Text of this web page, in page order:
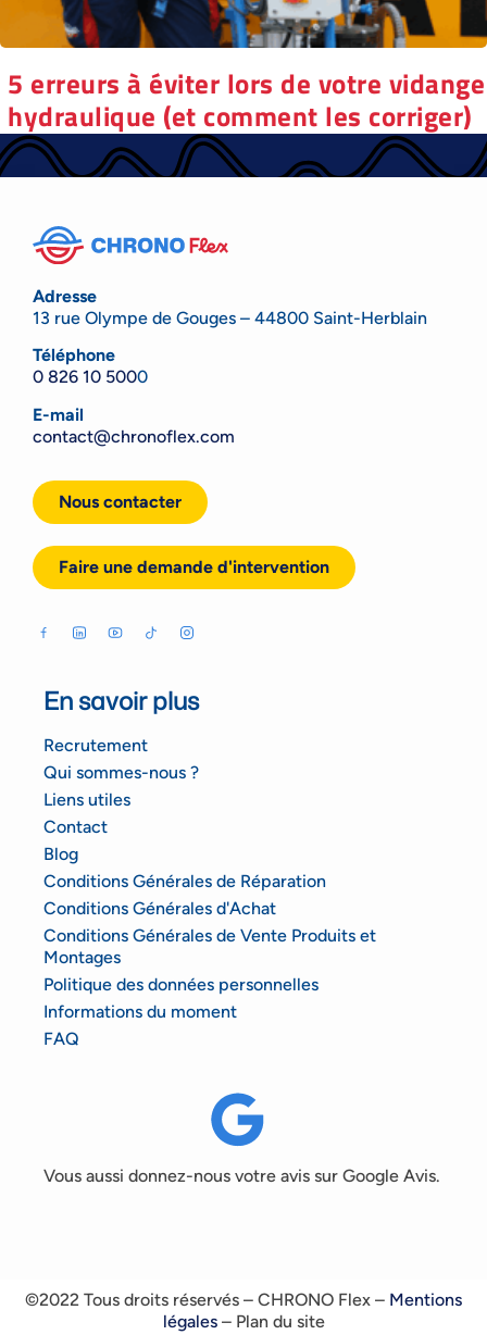
5 erreurs à éviter lors de votre vidange
hydraulique (et comment les corriger)
Adresse
13 rue Olympe de Gouges – 44800 Saint-Herblain
Téléphone
0 826 10 5000
E-mail
contact@chronoflex.com
Nous contacter
Faire une demande d'intervention
En savoir plus
Recrutement
Qui sommes-nous ?
Liens utiles
Contact
Blog
Conditions Générales de Réparation
Conditions Générales d'Achat
Conditions Générales de Vente Produits et
Montages
Politique des données personnelles
Informations du moment
FAQ
Vous aussi donnez-nous votre avis sur Google Avis.
©2022 Tous droits réservés – CHRONO Flex – Mentions
légales– Plan du site